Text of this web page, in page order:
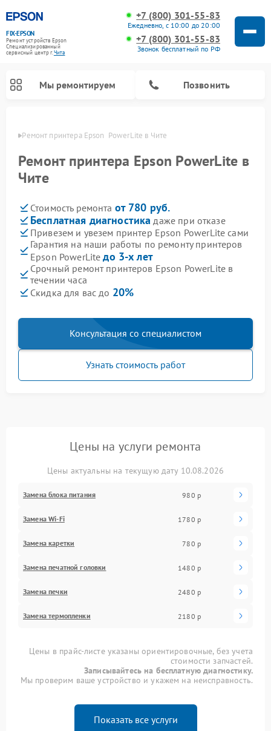
FIX-EPSON
Ремонт устройств Epson
Специализированный
cервисный центр г.Чита
+7 (800) 301-55-83
Ежедневно, с 10:00 до 20:00
+7 (800) 301-55-83
Звонок бесплатный по РФ
Мы ремонтируем Позвонить
Чите Ремонт принтера Epson  PowerLite в Чите
Ремонт принтера Epson PowerLite в
Чите
Стоимость ремонта от 780 руб.
Бесплатная диагностика даже при отказе
Привезем и увезем принтер Epson PowerLite сами
Гарантия на наши работы по ремонту принтеров
Epson PowerLiteдо 3-х лет
Срочный ремонт принтеров Epson PowerLite в
течении часа
Скидка для вас до 20%
Консультация со специалистом
Узнать стоимость работ
Цены на услуги ремонта
Цены актуальны на текущую дату 10.08.2026
Замена блока питания 980 р
Замена Wi-Fi 1780 р
Замена каретки 780 р
Замена печатной головки 1480 р
Замена печки 2480 р
Замена термопленки 2180 р
Цены в прайс-листе указаны ориентировочные, без учета
стоимости запчастей.
Записывайтесь на бесплатную диагностику.
Мы проверим ваше устройство и укажем на неисправность.
Показать все услуги